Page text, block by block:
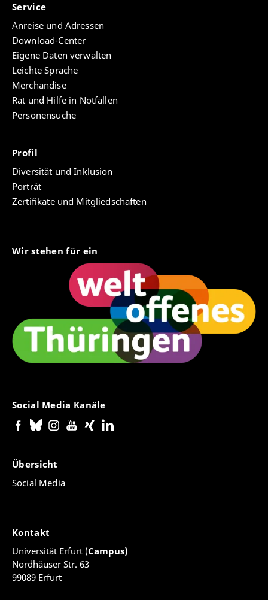
Service
Anreise und Adressen
Download-Center
Eigene Daten verwalten
Leichte Sprache
Merchandise
Rat und Hilfe in Notfällen
Personensuche
Profil
Diversität und Inklusion
Porträt
Zertifikate und Mitgliedschaften
Wir stehen für ein
Social Media Kanäle
Übersicht
Social Media
Kontakt
Universität Erfurt (Campus)
Nordhäuser Str. 63
99089 Erfurt